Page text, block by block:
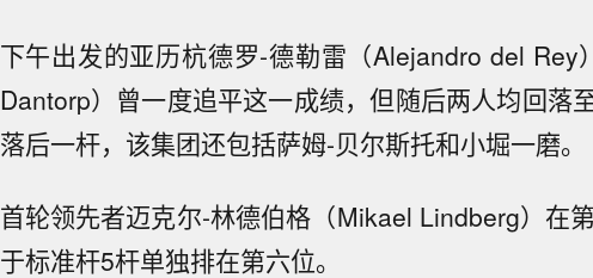
下午出发的亚历杭德罗-德勒雷（Alejandro del Rey
Dantorp）曾一度追平这一成绩，但随后两人均回落
落后一杆，该集团还包括萨姆-贝尔斯托和小堀一磨。
首轮领先者迈克尔-林德伯格（Mikael Lindberg）在
于标准杆5杆单独排在第六位。